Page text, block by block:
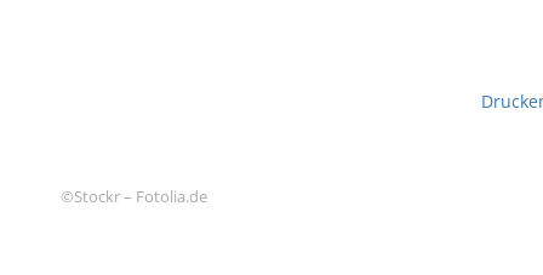
©Stockr – Fotolia.de